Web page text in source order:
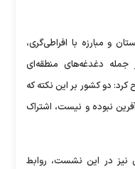
و مبارزه با افراطی‌گری،
جمله دغدغه‌های منطقه‌ای
دو کشور بر این نکته که
نبوده و نیست، اشتراک
نیز در این نشست، روابط